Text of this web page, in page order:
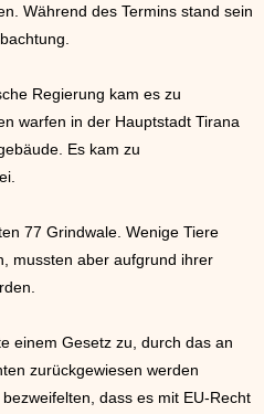
Während des Termins stand sein
Regierung kam es zu
warfen in der Hauptstadt Tirana
Es kam zu
77 Grindwale. Wenige Tiere
mussten aber aufgrund ihrer
einem Gesetz zu, durch das an
zurückgewiesen werden
dass es mit EU-Recht